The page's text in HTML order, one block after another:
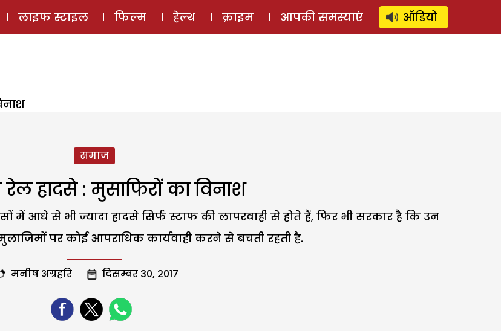
ई-मैगज़ीन ऑडियो स्टोरी लॉग इन ⚲ SUBSCRIBE
लाइफ स्टाइल फिल्म हेल्थ क्राइम आपकी समस्याएं ऑडियो
समाज
रेल हादसे : मुसाफिरों का विनाश
आधे से भी ज्यादा हादसे सिर्फ स्टाफ की लापरवाही से होते हैं, फिर भी सरकार है कि उन
पर कोई आपराधिक कार्यवाही करने से बचती रहती है.
मनीष अग्रहरि दिसम्बर 30, 2017